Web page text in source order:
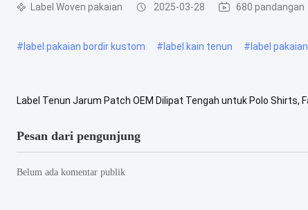
Label Woven pakaian 2025-03-28 680 pandangan
#label pakaian bordir kustom #label kain tenun #label
Label Tenun Jarum Patch OEM Dilipat Tengah untuk Polo
Pesan dari pengunjung
Belum ada komentar publik